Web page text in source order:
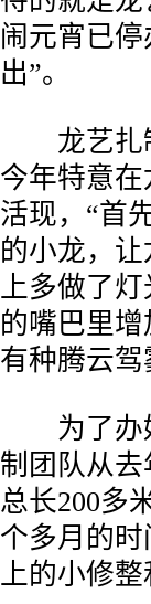
闹元宵已
出”。
龙艺扎制
今年特意
活现，“首
的小龙，
上多做了
的嘴巴里
有种腾云驾
为了办好
制团队从
总长200多
个多月的
上的小修